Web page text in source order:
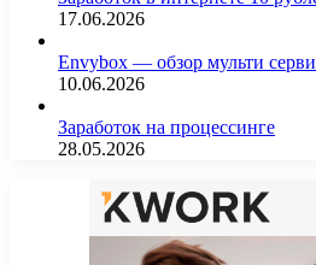
17.06.2026
Envybox — обзор мульти
10.06.2026
Заработок на процессинге
28.05.2026